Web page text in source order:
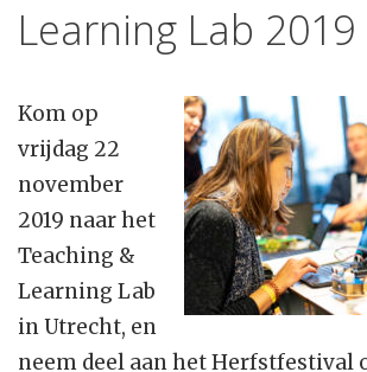
Learning Lab 2019
Kom op
vrijdag 22
november
2019 naar het
Teaching &
Learning Lab
in Utrecht, en
neem deel aan het Herfstfestival